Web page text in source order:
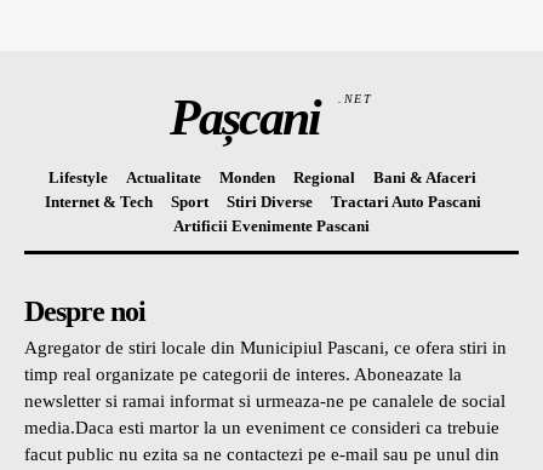
Pașcani .NET
Lifestyle Actualitate Monden Regional
Bani & Afaceri
Internet & Tech
Sport Stiri Diverse
Tractari Auto Pascani
Artificii Evenimente Pascani
Despre noi
Agregator de stiri locale din Municipiul Pascani, ce ofera stiri in
timp real organizate pe categorii de interes. Aboneazate la
newsletter si ramai informat si urmeaza-ne pe canalele de social
media.Daca esti martor la un eveniment ce consideri ca trebuie
facut public nu ezita sa ne contactezi pe e-mail sau pe unul din